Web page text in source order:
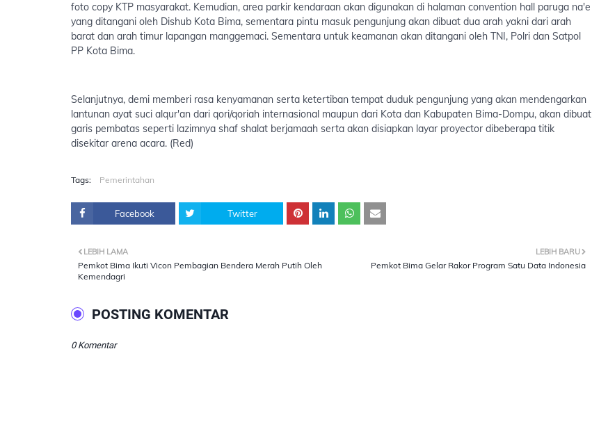
foto copy KTP masyarakat. Kemudian, area parkir kendaraan akan digunakan di halaman convention hall paruga na'e
yang ditangani oleh Dishub Kota Bima, sementara pintu masuk pengunjung akan dibuat dua arah yakni dari arah
barat dan arah timur lapangan manggemaci. Sementara untuk keamanan akan ditangani oleh TNI, Polri dan Satpol
PP Kota Bima.
Selanjutnya, demi memberi rasa kenyamanan serta ketertiban tempat duduk pengunjung yang akan mendengarkan
lantunan ayat suci alqur'an dari qori/qoriah internasional maupun dari Kota dan Kabupaten Bima-Dompu, akan dibuat
garis pembatas seperti lazimnya shaf shalat berjamaah serta akan disiapkan layar proyector dibeberapa titik
disekitar arena acara. (Red)
Tags: Pemerintahan
Facebook Twitter
LEBIH BARU
Pemkot Bima Gelar Rakor Program Satu Data Indonesia
LEBIH LAMA
Pemkot Bima Ikuti Vicon Pembagian Bendera Merah Putih Oleh
Kemendagri
POSTING KOMENTAR
0 Komentar